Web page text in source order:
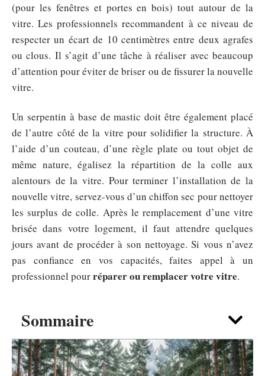
Sommaire
(pour les fenêtres et portes en bois) tout autour de la
vitre. Les professionnels recommandent à ce niveau de
respecter un écart de 10 centimètres entre deux agrafes
ou clous. Il s’agit d’une tâche à réaliser avec beaucoup
d’attention pour éviter de briser ou de fissurer la nouvelle
vitre.
Un serpentin à base de mastic doit être également placé
de l’autre côté de la vitre pour solidifier la structure. À
l’aide d’un couteau, d’une règle plate ou tout objet de
même nature, égalisez la répartition de la colle aux
alentours de la vitre. Pour terminer l’installation de la
nouvelle vitre, servez-vous d’un chiffon sec pour nettoyer
les surplus de colle. Après le remplacement d’une vitre
brisée dans votre logement, il faut attendre quelques
jours avant de procéder à son nettoyage. Si vous n’avez
pas confiance en vos capacités, faites appel à un
professionnel pourréparer ou remplacer votre vitre.